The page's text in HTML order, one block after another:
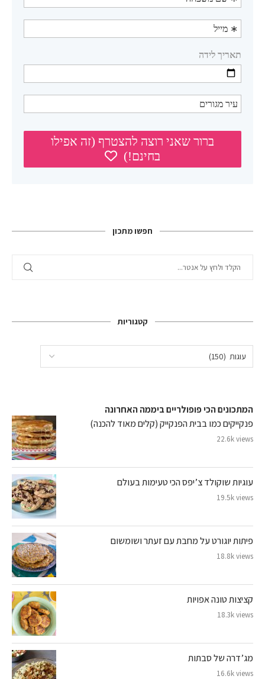
חפשו מתכון
קטגוריות
המתכונים הכי פופולריים ביממה האחרונה
פנקייקים כמו בבית הפנקייק (קלים מאוד להכנה)
22.6k views
עוגיות שוקולד צ’יפס הכי טעימות בעולם
19.5k views
פיתות יוגורט על מחבת עם זעתר ושומשום
18.8k views
קציצות טונה אפויות
18.3k views
מג’דרה של סבתות
16.6k views